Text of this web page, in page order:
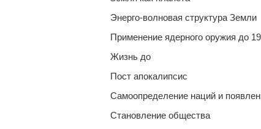
Энерго-волновая структура Земли
Применение ядерного оружия до
Жизнь до
Пост апокалипсис
Самоопределение наций и
Становление общества